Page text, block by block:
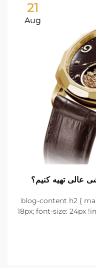
21
Aug
عالی تهیه کنیم؟
.blog-content h2 {
18px; font-size: 24px
margin-bottom: